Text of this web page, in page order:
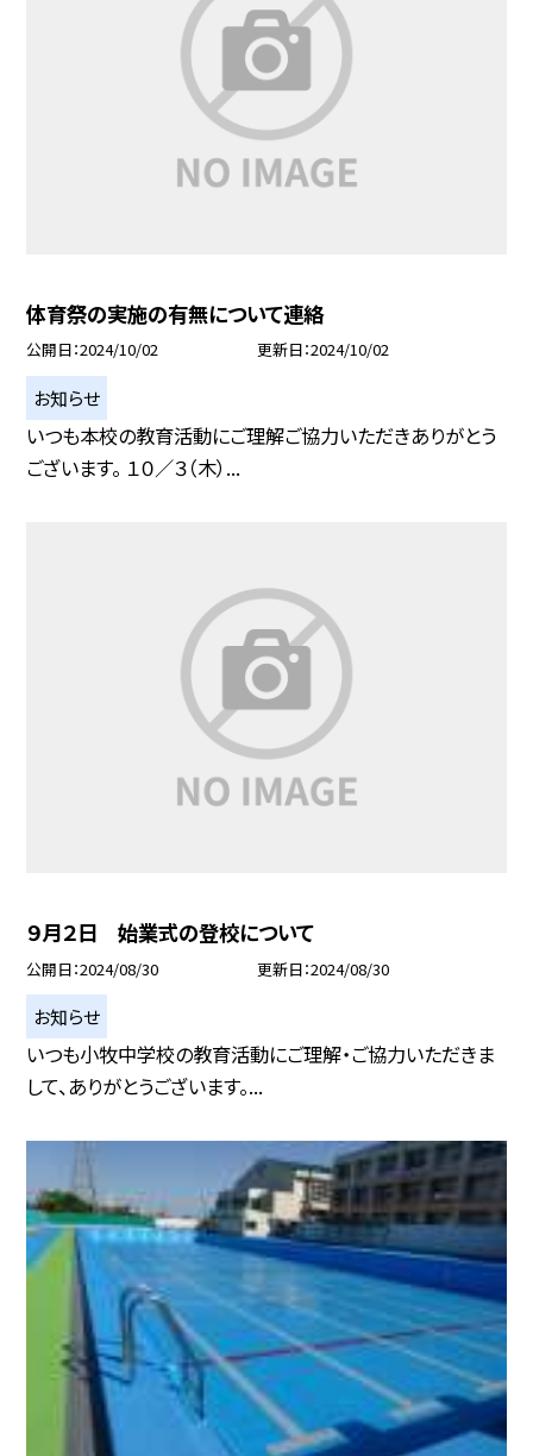
体育祭の実施の有無について連絡
公開日 2024/10/02 更新日 2024/10/02
お知らせ
いつも本校の教育活動にご理解ご協力いただきありがとう
ございます。 １０／３（木）...
９月２日 始業式の登校について
公開日 2024/08/30 更新日 2024/08/30
お知らせ
いつも小牧中学校の教育活動にご理解・ご協力いただきま
して、ありがとうございます。...